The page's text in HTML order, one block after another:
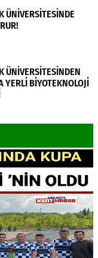
ÜNİVERSİTESİNDE
ÜNİVERSİTESİNDEN
YERLİ BİYOTEKNOLOJİ